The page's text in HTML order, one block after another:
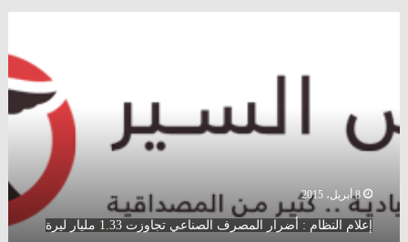
الصناعي
تجاوزت
1.33
ليرة
سورية
8 أبريل، 2015
إعلام النظام : أضرار المصرف الصناعي تجاوزت 1.33 مليار ليرة